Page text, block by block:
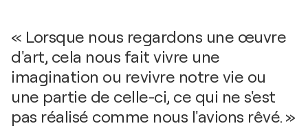
« Lorsque nous regardons une œuvre
d'art, cela nous fait vivre une
imagination ou revivre notre vie ou
une partie de celle-ci, ce qui ne s'est
pas réalisé comme nous l'avions rêvé. »